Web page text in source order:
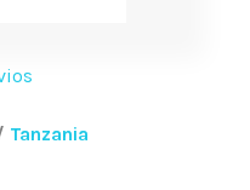
Tanzania